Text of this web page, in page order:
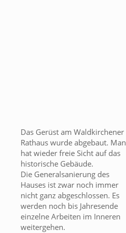
Das Gerüst am Waldkirchener
Rathaus wurde abgebaut. Man
hat wieder freie Sicht auf das
historische Gebäude.
Die Generalsanierung des
Hauses ist zwar noch immer
nicht ganz abgeschlossen. Es
werden noch bis Jahresende
einzelne Arbeiten im Inneren
weitergehen.